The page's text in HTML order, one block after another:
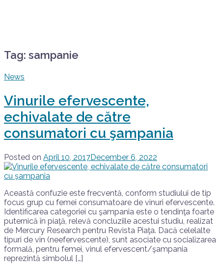
Tag: sampanie
News
Vinurile efervescente,
echivalate de către
consumatori cu şampania
Posted on April 10, 2017December 6, 2022
Această confuzie este frecventă, conform studiului de tip
focus grup cu femei consumatoare de vinuri efervescente.
Identificarea categoriei cu şampania este o tendinţa foarte
puternică în piaţă, relevă concluziile acestui studiu, realizat
de Mercury Research pentru Revista Piaţa. Dacă celelalte
tipuri de vin (neefervescente), sunt asociate cu socializarea
formală, pentru femei, vinul efervescent/şampania
reprezintă simbolul […]